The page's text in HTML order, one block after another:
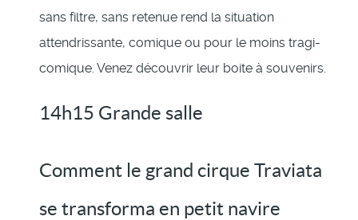
sans filtre, sans retenue rend la situation
attendrissante, comique ou pour le moins tragi-
comique. Venez découvrir leur boite à souvenirs.
14h15 Grande salle
Comment le grand cirque Traviata
se transforma en petit navire